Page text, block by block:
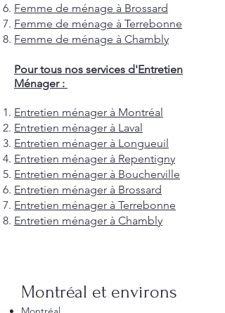
Femme de ménage à Brossard
Femme de ménage à Terrebonne
Femme de ménage à Chambly
Pour tous nos services d'Entretien
Ménager :
Entretien ménager à Montréal
Entretien ménager à Laval
Entretien ménager à Longueuil
Entretien ménager à Repentigny
Entretien ménager à Boucherville
Entretien ménager à Brossard
Entretien ménager à Terrebonne
Entretien ménager à Chambly
Montréal et environs